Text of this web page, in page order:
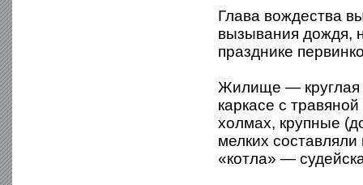
Глава вождества
вызывания дождя,
празднике
Жилище — круглая
каркасе с
холмах, крупные
мелких
«котла» —